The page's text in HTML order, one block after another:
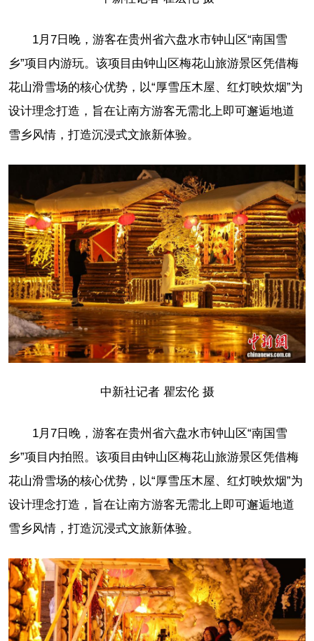
1月7日晚，游客在贵州省六盘水市钟山区“南国雪
乡”项目内游玩。该项目由钟山区梅花山旅游景区凭借梅
花山滑雪场的核心优势，以“厚雪压木屋、红灯映炊烟”为
设计理念打造，旨在让南方游客无需北上即可邂逅地道
雪乡风情，打造沉浸式文旅新体验。
中新社记者 瞿宏伦 摄
1月7日晚，游客在贵州省六盘水市钟山区“南国雪
乡”项目内拍照。该项目由钟山区梅花山旅游景区凭借梅
花山滑雪场的核心优势，以“厚雪压木屋、红灯映炊烟”为
设计理念打造，旨在让南方游客无需北上即可邂逅地道
雪乡风情，打造沉浸式文旅新体验。